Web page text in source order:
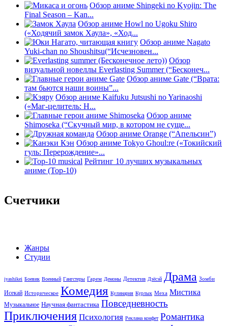
Обзор аниме Shingeki no Kyojin: The
Final Season – Kan...
Обзор аниме Howl no Ugoku Shiro
(«Ходячий замок Хаула», «Ход...
Обзор аниме Nagato
Yuki-chan no Shoushitsu(“Исчезновен...
Обзор
визуальной новеллы Everlasting Summer (“Бесконеч...
Обзор аниме Gate (“Врата:
там бьются наши воины”...
Обзор аниме Kaifuku Jutsushi no Yarinaoshi
(«Маг-целитель: Н...
Обзор аниме
Shimoseka (“Скучный мир, в котором не суще...
Обзор аниме Orange (“Апельсин”)
Обзор аниме Tokyo Ghoul:re («Токийский
гуль: Перерождение»...
Рейтинг 10 лучших музыкальных
аниме (Top-10)
Счетчики
Жанры
Студии
iyashikei Боевик Военный Гангстеры Гарем Демоны Детектив Дзёсэй Драма Зомби
Исекай Историческое Комедия Кулинария Курлык Меха Мистика
Музыкальное Научная фантастика Повседневность
Приключения Психология Реклама конфет Романтика